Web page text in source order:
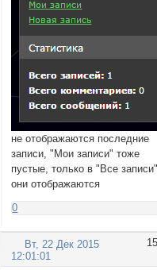
не отображаются последние
записи, "Мои записи" тоже
пустые, только в "Все
они отображаются
0
15
Вт, 22 Дек 2015
12:01:01